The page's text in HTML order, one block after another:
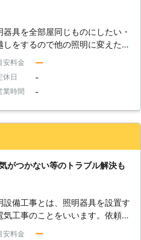
器具を全部屋同じものにしたい・
しをするので他の照明に変えた
もらった照明器具をどうにかして
に取り付けたいが、規格が合わな
うだという問題に弊社の熟練スタ
が対応しております。知識・経験
すので、ご利用いただいたお客様
直接お伺いしますので、お客様の
間を取らせません。
安料金 ー
休日 -
業時間 -
がつかない等のトラブル解決も
設備工事とは、照明器具を設置す
気工事のことをいいます。依頼者
安料金 ー